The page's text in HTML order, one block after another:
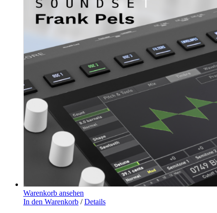
Warenkorb ansehen
In den Warenkorb / Details